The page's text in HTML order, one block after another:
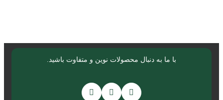
با ما به دنبال محصولات نوین و متفاوت باشید.